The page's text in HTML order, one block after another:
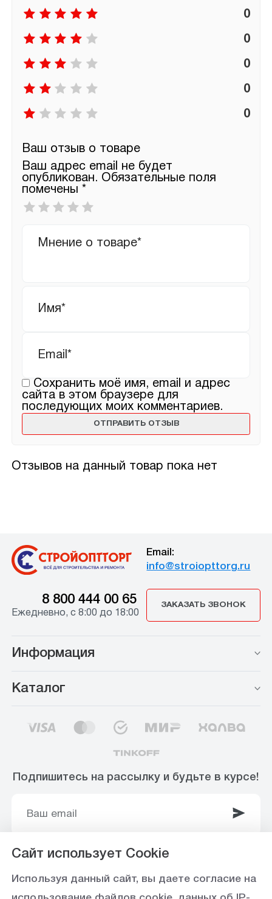
Отзывов на данный товар пока нет
0
0
0
0
0
Ваш отзыв о товаре
Ваш адрес email не будет
опубликован. Обязательные поля
помечены *
Ваша
оценка
отзыв
Сохранить моё имя, email и адрес
сайта в этом браузере для
последующих моих комментариев.
Email:
info@stroiopttorg.ru
8 800 444 00 65
Ежедневно, с 8:00 до 18:00
ЗАКАЗАТЬ ЗВОНОК
Информация
Каталог
Подпишитесь на рассылку и будьте в курсе!
Сайт использует Cookie
Используя данный сайт, вы даете согласие на